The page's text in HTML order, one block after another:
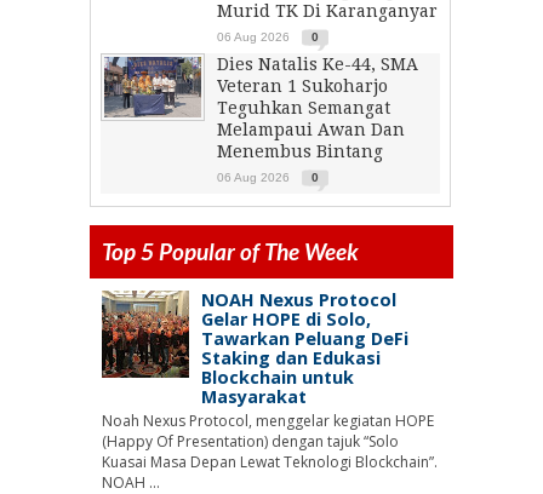
Murid TK Di Karanganyar
06 Aug 2026 0
Dies Natalis Ke-44, SMA
Veteran 1 Sukoharjo
Teguhkan Semangat
Melampaui Awan Dan
Menembus Bintang
06 Aug 2026 0
Top 5 Popular of The Week
NOAH Nexus Protocol
Gelar HOPE di Solo,
Tawarkan Peluang DeFi
Staking dan Edukasi
Blockchain untuk
Masyarakat
Noah Nexus Protocol, menggelar kegiatan HOPE
(Happy Of Presentation) dengan tajuk “Solo
Kuasai Masa Depan Lewat Teknologi Blockchain”.
NOAH ...